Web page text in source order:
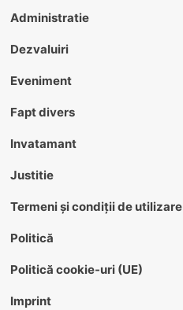
Administratie
Dezvaluiri
Eveniment
Fapt divers
Invatamant
Justitie
Termeni și condiții de utilizare
Politică
Politică cookie-uri (UE)
Imprint